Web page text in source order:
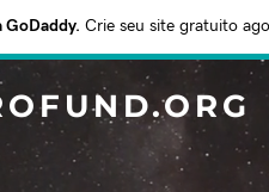
GoDaddy. Crie seu site gratuito